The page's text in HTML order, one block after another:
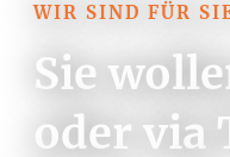
Course mit seinen
auf das Meer und
einzigartiges
bereits 9 Loch
Hidden Cove
WIR SIND FÜR
Sie
oder via